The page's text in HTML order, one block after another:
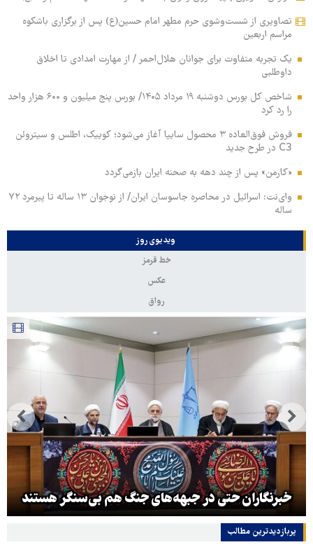
تصاویری از شست‌وشوی حرم مطهر امام حسین(ع) پس از برگزاری باشکوه
مراسم اربعین
یک تجربه متفاوت برای جوانان هلال‌احمر / از مهارت امدادی تا اخلاق
داوطلبی
شاخص کل بورس دوشنبه ۱۹ مرداد ۱۴۰۵/ بورس پنج میلیون و ۶۰۰ هزار واحد
را رد کرد
فروش فوق‌العاده ۳ محصول سایپا آغاز می‌شود؛ کوییک، اطلس و سیتروئن
C3 در طرح جدید
«کارمن» پس از چند دهه به صحنه ایران بازمی‌گردد
وای‌نت: اسرائیل در محاصره جاسوسان ایران/ از نوجوان ۱۳ ساله تا پیرمرد ۷۲
ساله
ویدیوی روز
خط قرمز
عکس
رواق
خبرنگاران حتی در جبهه‌های جنگ هم بی‌سنگر هستند
پربازدیدترین‌ مطالب